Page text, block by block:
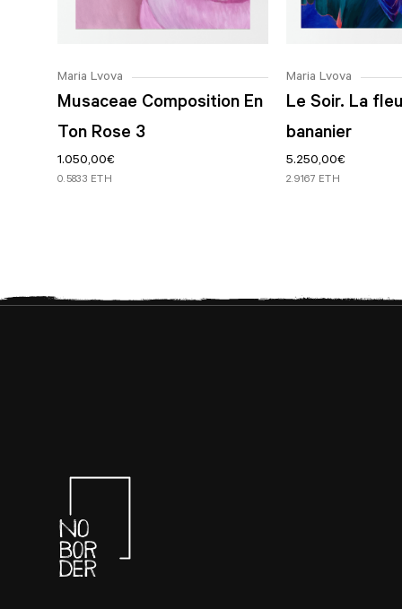
Maria Lvova
Musaceae Composition En
Ton Rose 3
1.050,00€
0.5833 ETH
Maria Lvova
Le Soir. La
bananier
5.250,00€
2.9167 ETH